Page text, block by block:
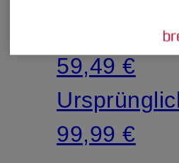
Bestpreis:
59,49 €
99,99 €